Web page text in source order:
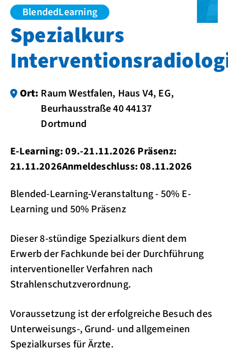
BlendedLearning
Spezialkurs
Ort: Raum Westfalen, Haus V4, EG,
Beurhausstraße 40 44137
Dortmund
E-Learning: 09.-21.11.2026 Präsenz:
21.11.2026 ​​​​​​​Anmeldeschluss: 08.11.2026
Blended-Learning-Veranstaltung - 50% E-
Learning und 50% Präsenz
Dieser 8-stündige Spezialkurs dient dem
Erwerb der Fachkunde bei der Durchführung
interventioneller Verfahren nach
Strahlenschutzverordnung.
Voraussetzung ist der erfolgreiche Besuch des
Unterweisungs-, Grund- und allgemeinen
Spezialkurses für Ärzte.